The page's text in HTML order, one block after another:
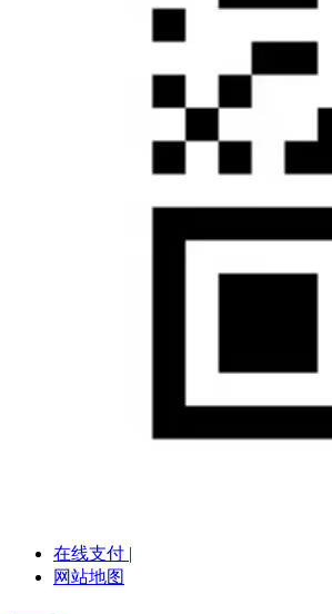
在线支付 |
网站地图